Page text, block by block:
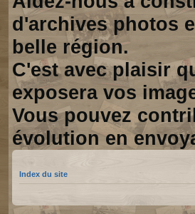
d'archives photos
belle région.
C'est avec plaisir
exposera vos
Vous pouvez
évolution en
Index du site